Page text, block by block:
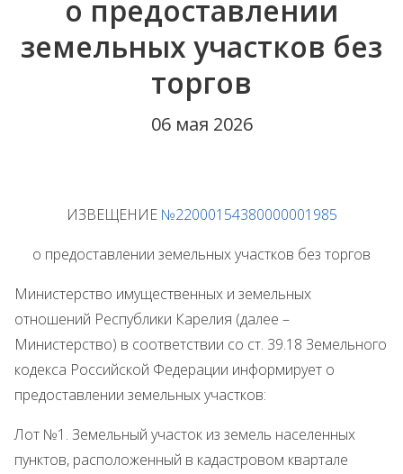
о предоставлении
земельных участков без
торгов
06 мая 2026
ИЗВЕЩЕНИЕ №22000154380000001985
о предоставлении земельных участков без торгов
Министерство имущественных и земельных
отношений Республики Карелия (далее –
Министерство) в соответствии со ст. 39.18 Земельного
кодекса Российской Федерации информирует о
предоставлении земельных участков:
Лот №1. Земельный участок из земель населенных
пунктов, расположенный в кадастровом квартале